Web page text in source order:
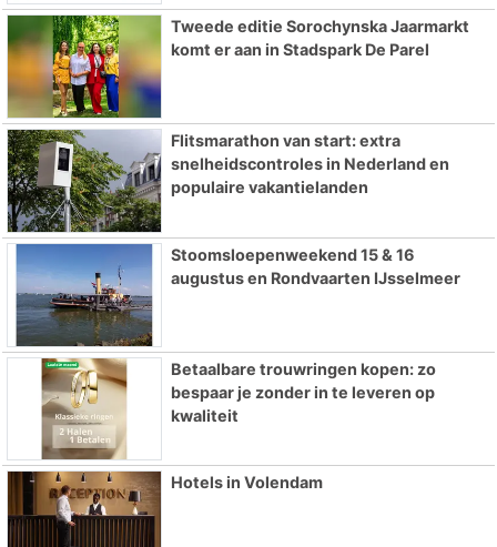
Tweede editie Sorochynska Jaarmarkt
komt er aan in Stadspark De Parel
Flitsmarathon van start: extra
snelheidscontroles in Nederland en
populaire vakantielanden
Stoomsloepenweekend 15 & 16
augustus en Rondvaarten IJsselmeer
Betaalbare trouwringen kopen: zo
bespaar je zonder in te leveren op
kwaliteit
Hotels in Volendam